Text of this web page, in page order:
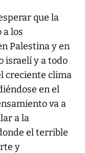
que la
a los
Palestina y en
israelí y a todo
creciente clima
en el
va a
a la
el terrible
y